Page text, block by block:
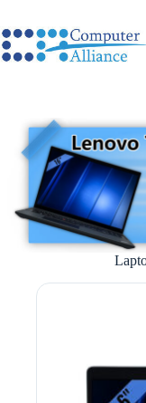
treści